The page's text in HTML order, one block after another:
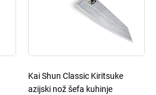
Kai Shun Classic Kiritsuke
azijski nož šefa kuhinje